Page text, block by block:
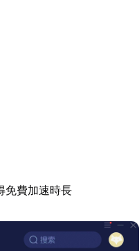
免費加速時長